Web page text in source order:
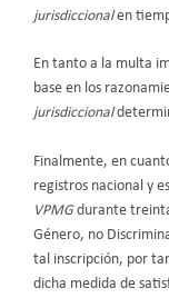
jurisdiccionalen
En tanto a la multa
base en los
jurisdiccional
Finalmente, en
registros nacional y
VPMGdurante treinta
Género, no
tal inscripción, por
dicha medida de